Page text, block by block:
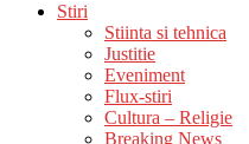
Stiri
Stiinta si tehnica
Justitie
Eveniment
Flux-stiri
Cultura – Religie
Breaking News